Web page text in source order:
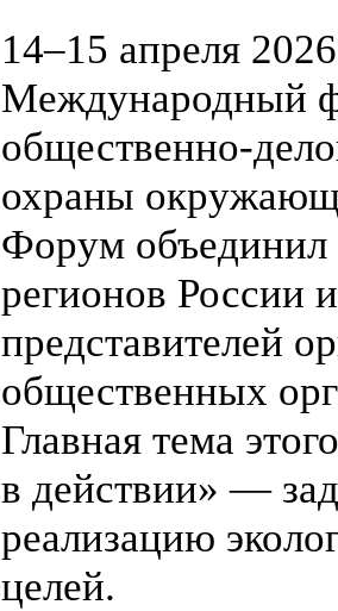
14–15 апреля
Международный
общественно-
охраны
Форум объединил
регионов России
представителей
общественных
Главная тема
в действии» —
реализацию
целей.